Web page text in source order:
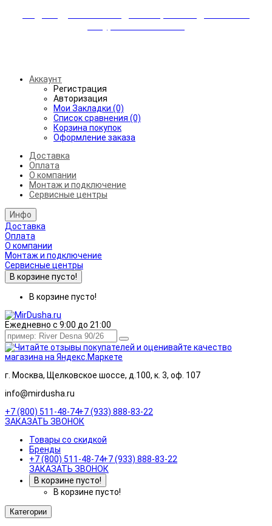
Аккаунт
Регистрация
Авторизация
Мои Закладки (0)
Список сравнения (0)
Корзина покупок
Оформление заказа
Доставка
Оплата
О компании
Монтаж и подключение
Сервисные центры
Инфо
Доставка
Оплата
О компании
Монтаж и подключение
Сервисные центры
В корзине пусто!
В корзине пусто!
Ежедневно с 9:00 до 21:00
г. Москва, Щелковское шоссе, д.100, к. 3, оф. 107
info@mirdusha.ru
+7 (800) 511-48-74+7 (933) 888-83-22
ЗАКАЗАТЬ ЗВОНОК
Товары со скидкой
Бренды
+7 (800) 511-48-74+7 (933) 888-83-22
ЗАКАЗАТЬ ЗВОНОК
В корзине пусто!
В корзине пусто!
Категории